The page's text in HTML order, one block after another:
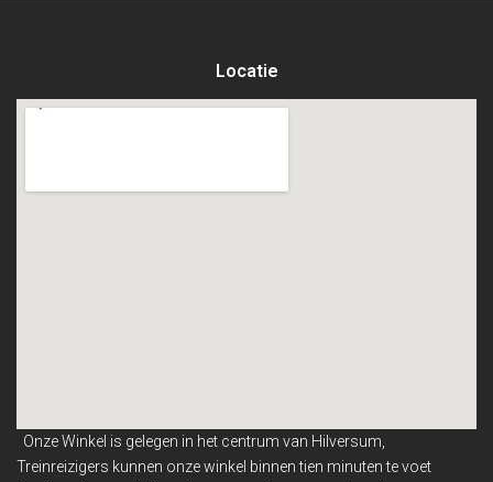
Locatie
Onze Winkel is gelegen in het centrum van Hilversum,
Treinreizigers kunnen onze winkel binnentien minuten te voet